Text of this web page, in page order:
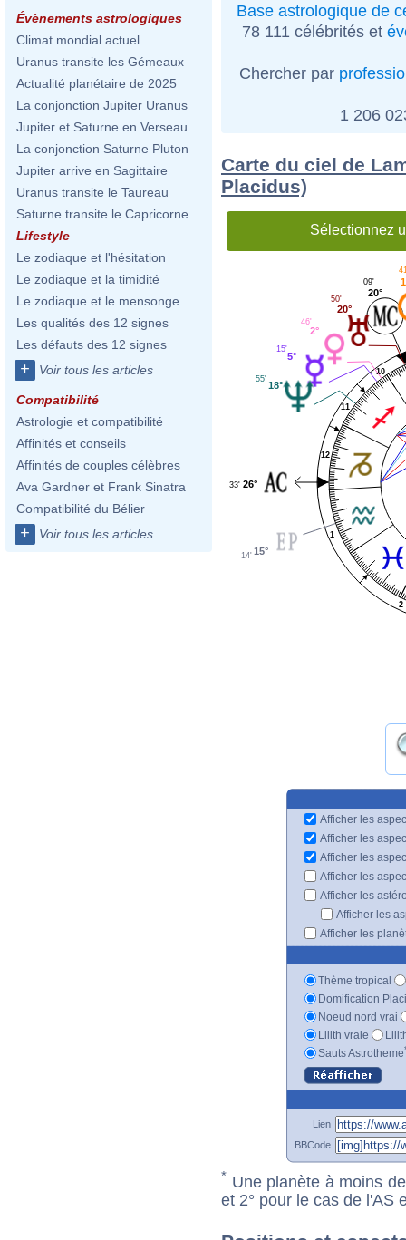
Évènements astrologiques
Climat mondial actuel
Uranus transite les Gémeaux
Actualité planétaire de 2025
La conjonction Jupiter Uranus
Jupiter et Saturne en Verseau
La conjonction Saturne Pluton
Jupiter arrive en Sagittaire
Uranus transite le Taureau
Saturne transite le Capricorne
Lifestyle
Le zodiaque et l'hésitation
Le zodiaque et la timidité
Le zodiaque et le mensonge
Les qualités des 12 signes
Les défauts des 12 signes
+ Voir tous les articles
Compatibilité
Astrologie et compatibilité
Affinités et conseils
Affinités de couples célèbres
Ava Gardner et Frank Sinatra
Compatibilité du Bélier
+ Voir tous les articles
Base astrologique de
78 111 célébrités et
Chercher par
1 206
Carte du ciel de
Placidus)
Sélectionnez
1
2
10
11
12
20°
09'
20°
50'
2°
46'
5°
15'
18°
55'
26°
33'
15°
14'
Afficher les
Afficher les
Afficher les
Afficher les
Afficher les
Afficher les
Afficher les
Thème tropical
Domification
Noeud nord vrai
Lilith vraie
Sauts Astrotheme
Lien
BBCode
* Une planète à moins
et 2° pour le cas de l'AS